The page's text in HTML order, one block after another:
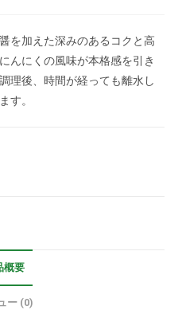
を加えた深みのあるコクと高
んにくの風味が本格感を引き
理後、時間が経っても離水し
す。
概要
ー (0)